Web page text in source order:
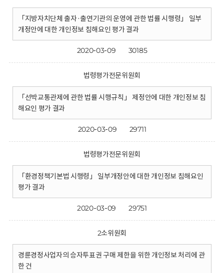
「지방자치단체 출자·출연기관의 운영에 관한 법률 시행령」 일부
개정안에 대한 개인정보 침해요인 평가 결과
2020-03-09 30185
법령평가전문위원회
「선박교통관제에 관한 법률 시행규칙」 제정안에 대한 개인정보 침
해요인 평가 결과
2020-03-09 29711
법령평가전문위원회
「환경정책기본법 시행령」 일부개정안에 대한 개인정보 침해요인
평가 결과
2020-03-09 29751
2소위원회
경륜경정사업자의 승자투표권 구매 제한을 위한 개인정보 처리에 관
한 건